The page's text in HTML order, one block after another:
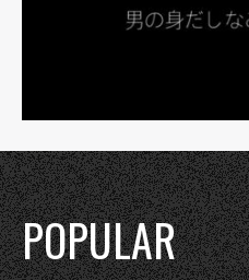
POPULAR